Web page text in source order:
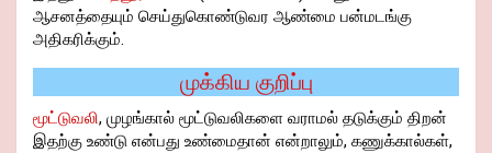
ஆசனத்தையும் செய்துகொண்டுவர ஆண்மை பன்மடங்கு
அதிகரிக்கும்.
முக்கிய குறிப்பு
மூட்டுவலி, முழங்கால் மூட்டுவலிகளை வராமல் தடுக்கும் திறன்
இதற்கு உண்டு என்பது உண்மைதான் என்றாலும், கணுக்கால்கள்,